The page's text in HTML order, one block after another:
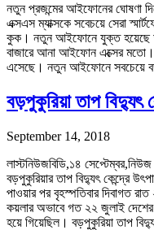
নতুন প্রজন্মের আইফোনের
এক্সএস ম্যাক্সকে সবেচয়ে সেরা
কুক। নতুন আইফোনে যুক্ত হয়েছে
বাজারে আনা আইফোন এক্সের মতো।
এসেছে। নতুন আইফোনে সবচেয়ে
বড়পুকুরিয়া তাপ বিদ্যুৎ
September 14, 2018
লাস্টনিউজবিডি,১৪
বড়পুকুরিয়ার তাপ বিদ্যুৎ কেন্দ্রে
পাওয়ার পর বৃহস্পতিবার দিবাগত
কয়লার অভাবে গত ২২ জুলাই দেশের
হয়ে গিয়েছিল। বড়পুকুরিয়া তাপ